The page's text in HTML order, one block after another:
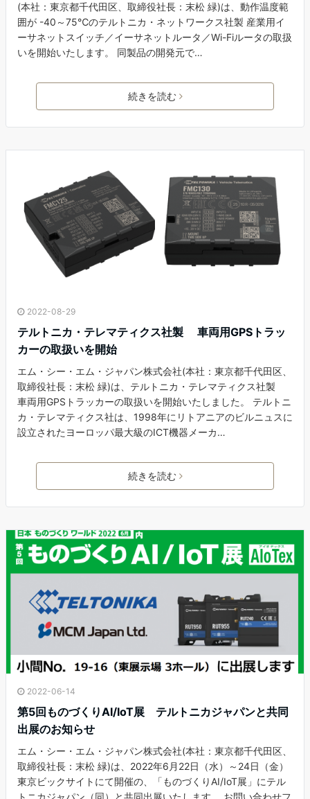
(本社：東京都千代田区、取締役社長：末松 緑)は、動作温度範
囲が -40～75℃のテルトニカ・ネットワークス社製 産業用イ
ーサネットスイッチ／イーサネットルータ／Wi-Fiルータの取扱
いを開始いたします。 同製品の開発元で…
続きを読む
2022-08-29
テルトニカ・テレマティクス社製 車両用GPSトラッ
カーの取扱いを開始
エム・シー・エム・ジャパン株式会社(本社：東京都千代田区、
取締役社長：末松 緑)は、テルトニカ・テレマティクス社製
車両用GPSトラッカーの取扱いを開始いたしました。 テルトニ
カ・テレマティクス社は、1998年にリトアニアのビルニュスに
設立されたヨーロッパ最大級のICT機器メーカ…
続きを読む
2022-06-14
第5回ものづくりAI/IoT展 テルトニカジャパンと共同
出展のお知らせ
エム・シー・エム・ジャパン株式会社(本社：東京都千代田区、
取締役社長：末松 緑)は、2022年6月22日（水）～24日（金）
東京ビックサイトにて開催の、「ものづくりAI/IoT展」にテル